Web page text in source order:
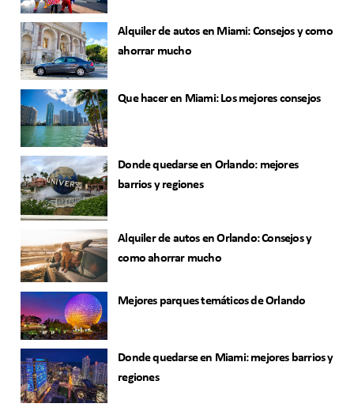
Alquiler de autos en Miami: Consejos y como
ahorrar mucho
Que hacer en Miami: Los mejores consejos
Donde quedarse en Orlando: mejores
barrios y regiones
Alquiler de autos en Orlando: Consejos y
como ahorrar mucho
Mejores parques temáticos de Orlando
Donde quedarse en Miami: mejores barrios y
regiones